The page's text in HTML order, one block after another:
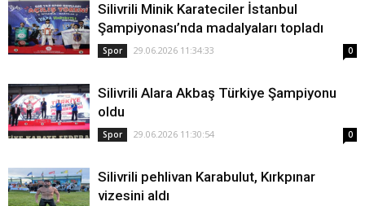
Silivrili Minik Karateciler İstanbul
Şampiyonası’nda madalyaları topladı
Spor 29.06.2026 11:34:33 0
Silivrili Alara Akbaş Türkiye Şampiyonu
oldu
Spor 29.06.2026 11:30:54 0
Silivrili pehlivan Karabulut, Kırkpınar
vizesini aldı